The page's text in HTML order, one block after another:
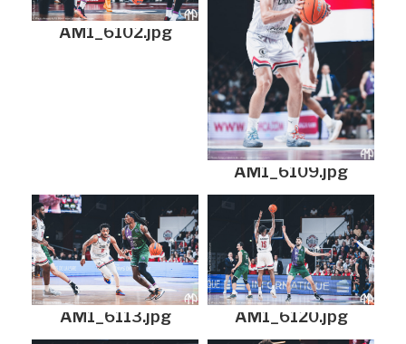
AM1_6102.jpg
AM1_6109.jpg
AM1_6113.jpg AM1_6120.jpg